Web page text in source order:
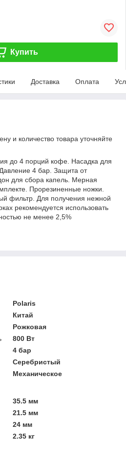
Купить
Доставка Оплата
и количество товара уточняйте
до 4 порций кофе. Насадка для
4 бар. Защита от
для сбора капель. Мерная
Прорезиненные ножки.
фильтр. Для получения нежной
рекомендуется использовать
не менее 2,5%
Polaris
Китай
Рожковая
800 Вт
4 бар
Серебристый
Механическое
35.5 мм
21.5 мм
24 мм
2.35 кг